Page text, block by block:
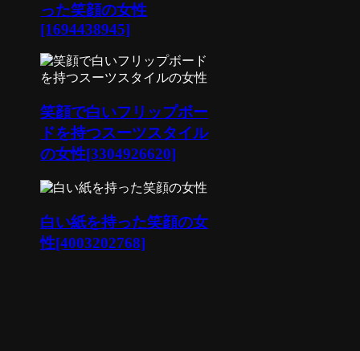
った笑顔の女性
[1694438945]
笑顔で白いフリップボー
ドを持つスーツスタイル
の女性[3304926620]
白い紙を持った笑顔の女
性[4003202768]